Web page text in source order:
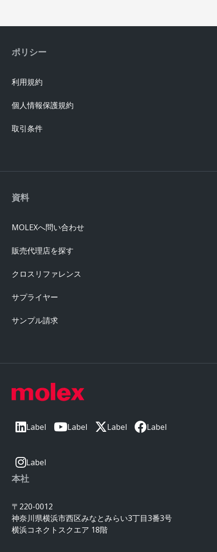
Label Label Label Label
Label
本社
〒220-0012
神奈川県横浜市西区みなとみらい3丁目3番3号
横浜コネクトスクエア 18階
資料
MOLEXへ問い合わせ
販売代理店を探す
クロスリファレンス
サプライヤー
サンプル請求
ポリシー
利用規約
個人情報保護規約
取引条件